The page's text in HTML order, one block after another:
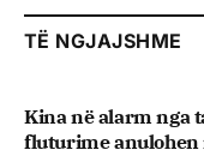
TË NGJAJSHME
Kina në alarm nga
fluturime anulohen